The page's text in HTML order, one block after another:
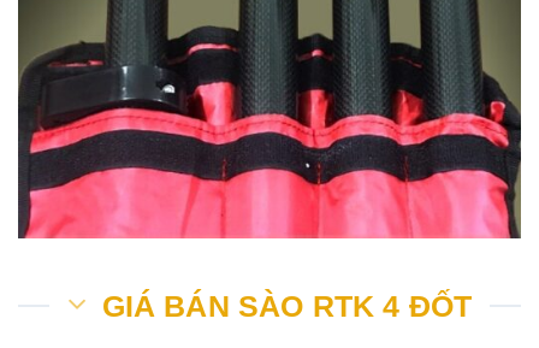
GIÁ BÁN SÀO RTK 4 ĐỐT